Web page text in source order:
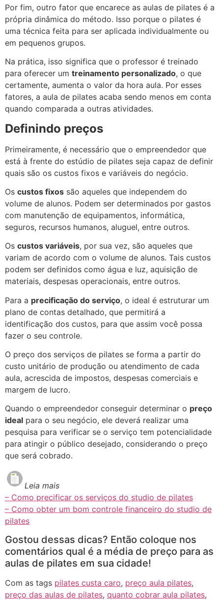
Por fim, outro fator que encarece as aulas de pilates é a
própria dinâmica do método. Isso porque o pilates é
uma técnica feita para ser aplicada individualmente ou
em pequenos grupos.
Na prática, isso significa que o professor é treinado
para oferecer um treinamento personalizado, o que
certamente, aumenta o valor da hora aula. Por esses
fatores, a aula de pilates acaba sendo menos em conta
quando comparada a outras atividades.
Definindo preços
Primeiramente, é necessário que o empreendedor que
está à frente do estúdio de pilates seja capaz de definir
quais são os custos fixos e variáveis do negócio.
Os custos fixos são aqueles que independem do
volume de alunos. Podem ser determinados por gastos
com manutenção de equipamentos, informática,
seguros, recursos humanos, aluguel, entre outros.
Os custos variáveis, por sua vez, são aqueles que
variam de acordo com o volume de alunos. Tais custos
podem ser definidos como água e luz, aquisição de
materiais, despesas operacionais, entre outros.
Para a precificação do serviço, o ideal é estruturar um
plano de contas detalhado, que permitirá a
identificação dos custos, para que assim você possa
fazer o seu controle.
O preço dos serviços de pilates se forma a partir do
custo unitário de produção ou atendimento de cada
aula, acrescida de impostos, despesas comerciais e
margem de lucro.
Quando o empreendedor conseguir determinar o preço
ideal para o seu negócio, ele deverá realizar uma
pesquisa para verificar se o serviço tem potencialidade
para atingir o público desejado, considerando o preço
que será cobrado.
Leia mais
– Como precificar os serviços do studio de pilates
– Como obter um bom controle financeiro do studio de
pilates
Gostou dessas dicas? Então coloque nos
comentários qual é a média de preço para as
aulas de pilates em sua cidade!
Com as tags pilates custa caro, preço aula pilates,
preço das aulas de pilates, quanto cobrar aula pilates,